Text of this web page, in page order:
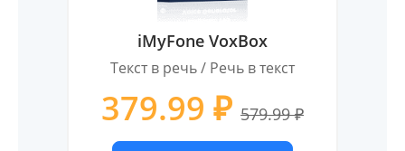
iMyFone VoxBox
Текст в речь / Речь в текст
379.99 ₽ 579.99 ₽